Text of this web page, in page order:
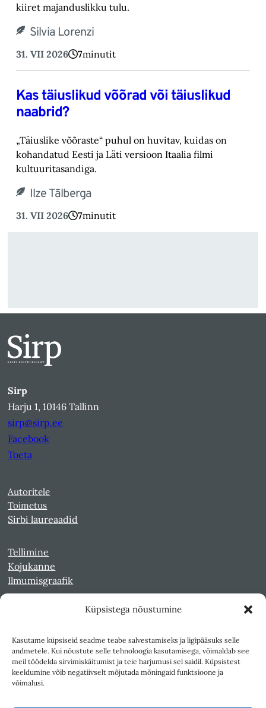
Küpsistega nõustumine
Kasutame küpsiseid seadme teabe salvestamiseks ja ligipääsuks selle
andmetele. Kui nõustute selle tehnoloogia kasutamisega, võimaldab see
meil töödelda sirvimiskäitumist ja teie harjumusi sel saidil. Küpsistest
keeldumine võib negatiivselt mõjutada mõningaid funktsioone ja
võimalusi.
kiiret majanduslikku tulu.
Silvia Lorenzi
31. VII 2026 7minutit
Kas täiuslikud võõrad või täiuslikud
naabrid?
„Täiuslike võõraste“ puhul on huvitav, kuidas on
kohandatud Eesti ja Läti versioon Itaalia filmi
kultuuritasandiga.
Ilze Tālberga
31. VII 2026 7minutit
Sirp
Harju 1, 10146 Tallinn
sirp@sirp.ee
Facebook
Toeta
Autoritele
Toimetus
Sirbi laureaadid
Tellimine
Kojukanne
Ilmumisgraafik
Kultuurileht 1994-1997
Reede 1989-1990
Sirp ja Vasar 1940-1989